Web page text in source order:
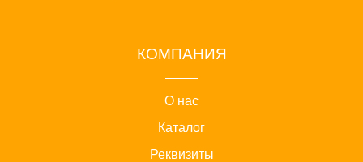
КОМПАНИЯ
О нас
Каталог
Реквизиты